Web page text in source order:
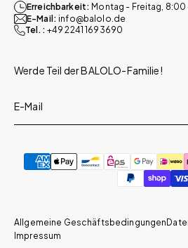
Erreichbarkeit: Montag - Freitag, 8:00
E-Mail: info@balolo.de
Tel.: +49 2241 1693690
Werde Teil der BALOLO-Familie!
E-Mail
Allgemeine Geschäftsbedingungen
Impressum